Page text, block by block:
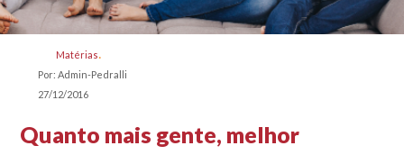
Matérias
Por: Admin-Pedralli
27/12/2016
Quanto mais gente, melhor